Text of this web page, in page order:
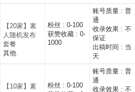
【20家】素
人随机发布
套餐
其他
粉丝 : 0-100
获赞收藏 : 0-
1000
账号质量 : 普
通
收录效果 : 不
保证
出稿时间 : 当
天
【10家】素
粉丝 : 0-100
账号质量 : 普
通
收录效果 : 不